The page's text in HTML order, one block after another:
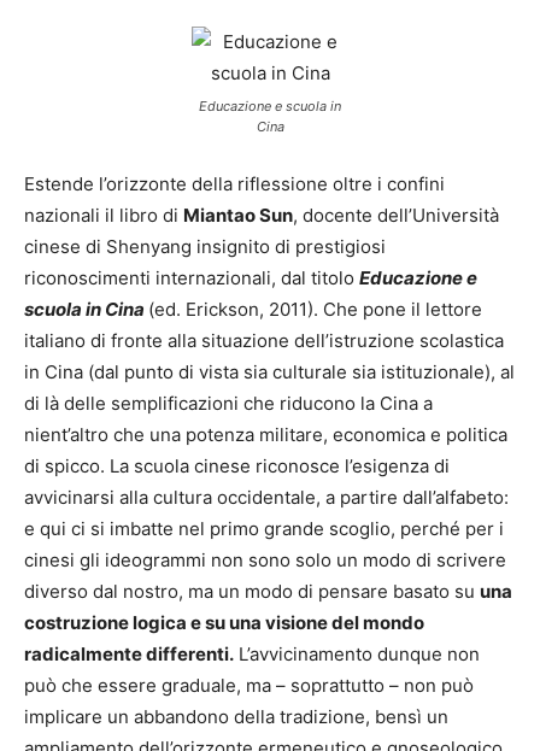
Educazione e scuola in
Cina
Estende l’orizzonte della riflessione oltre i confini
nazionali il libro di Miantao Sun, docente dell’Università
cinese di Shenyang insignito di prestigiosi
riconoscimenti internazionali, dal titolo Educazione e
scuola in Cina (ed. Erickson, 2011). Che pone il lettore
italiano di fronte alla situazione dell’istruzione scolastica
in Cina (dal punto di vista sia culturale sia istituzionale), al
di là delle semplificazioni che riducono la Cina a
nient’altro che una potenza militare, economica e politica
di spicco. La scuola cinese riconosce l’esigenza di
avvicinarsi alla cultura occidentale, a partire dall’alfabeto:
e qui ci si imbatte nel primo grande scoglio, perché per i
cinesi gli ideogrammi non sono solo un modo di scrivere
diverso dal nostro, ma un modo di pensare basato su una
costruzione logica e su una visione del mondo
radicalmente differenti. L’avvicinamento dunque non
può che essere graduale, ma – soprattutto – non può
implicare un abbandono della tradizione, bensì un